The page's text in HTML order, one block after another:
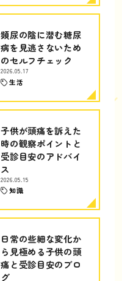
頻尿の陰に潜む糖尿
病を見逃さないため
のセルフチェック
2026.05.17
生活
子供が頭痛を訴えた
時の観察ポイントと
受診目安のアドバイ
ス
2026.05.15
知識
日常の些細な変化か
ら見極める子供の頭
痛と受診目安のブロ
グ